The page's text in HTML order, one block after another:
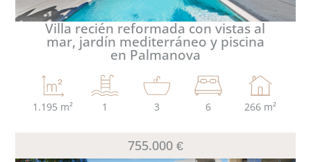
Villa recién reformada con vistas al
mar, jardín mediterráneo y piscina
en Palmanova
1.195 m² 1 3 6 266 m²
755.000 €